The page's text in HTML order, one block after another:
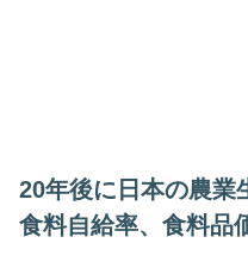
20年後に日本の農業
食料自給率、食料品